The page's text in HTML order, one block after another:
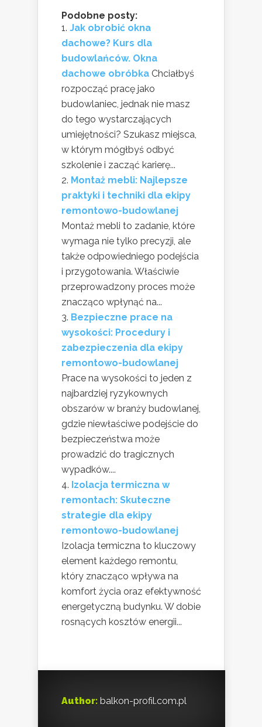
Podobne posty:
Jak obrobić okna
dachowe? Kurs dla
budowlańców. Okna
dachowe obróbka Chciałbyś
rozpocząć pracę jako
budowlaniec, jednak nie masz
do tego wystarczających
umiejętności? Szukasz miejsca,
w którym mógłbyś odbyć
szkolenie i zacząć karierę...
Montaż mebli: Najlepsze
praktyki i techniki dla ekipy
remontowo-budowlanej
Montaż mebli to zadanie, które
wymaga nie tylko precyzji, ale
także odpowiedniego podejścia
i przygotowania. Właściwie
przeprowadzony proces może
znacząco wpłynąć na...
Bezpieczne prace na
wysokości: Procedury i
zabezpieczenia dla ekipy
remontowo-budowlanej
Prace na wysokości to jeden z
najbardziej ryzykownych
obszarów w branży budowlanej,
gdzie niewłaściwe podejście do
bezpieczeństwa może
prowadzić do tragicznych
wypadków....
Izolacja termiczna w
remontach: Skuteczne
strategie dla ekipy
remontowo-budowlanej
Izolacja termiczna to kluczowy
element każdego remontu,
który znacząco wpływa na
komfort życia oraz efektywność
energetyczną budynku. W dobie
rosnących kosztów energii...
Author: balkon-profil.com.pl